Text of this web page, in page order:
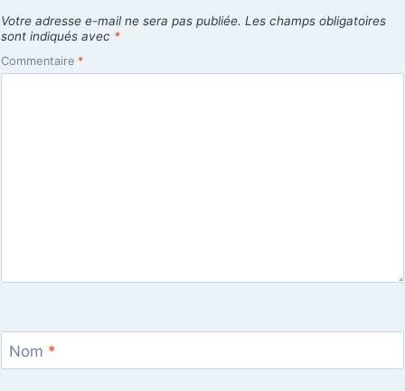
Votre adresse e-mail ne sera pas publiée. Les champs obligatoires
sont indiqués avec *
Commentaire *
Nom *